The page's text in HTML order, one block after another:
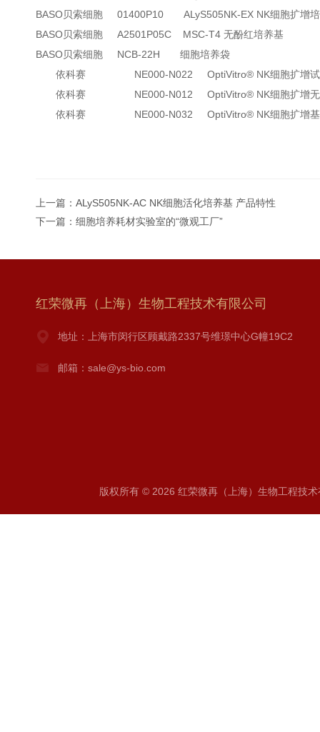
BASO贝索细胞 01400P10 ALyS505NK-EX NK细胞扩增
BASO贝索细胞 A2501P05C MSC-T4 无酚红培养基
BASO贝索细胞 NCB-22H 细胞培养袋
依科赛 NE000-N022 OptiVitro® NK细胞扩增试
依科赛 NE000-N012 OptiVitro® NK细胞扩增
依科赛 NE000-N032 OptiVitro® NK细胞扩增
上一篇： ALyS505NK-AC NK细胞活化培养基 产品特性
下一篇： 细胞培养耗材实验室的“微观工厂”
红荣微再（上海）生物工程技术有限公司
地址：上海市闵行区顾戴路2337号维璟中心G幢19C2
邮箱：sale@ys-bio.com
版权所有 © 2026 红荣微再（上海）生物工程技